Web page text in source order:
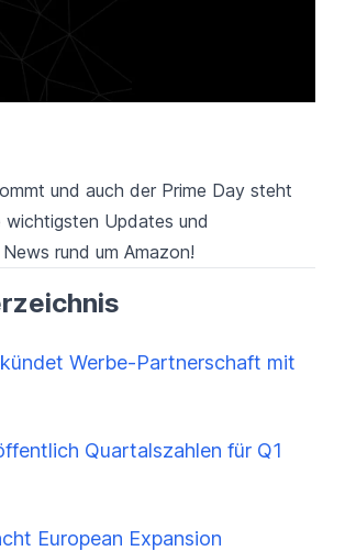
und auch der Prime Day steht
wichtigsten Updates und
rund um Amazon!
Werbe-Partnerschaft mit
Quartalszahlen für Q1
European Expansion